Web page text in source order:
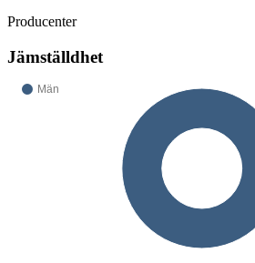
Producenter
Jämställdhet